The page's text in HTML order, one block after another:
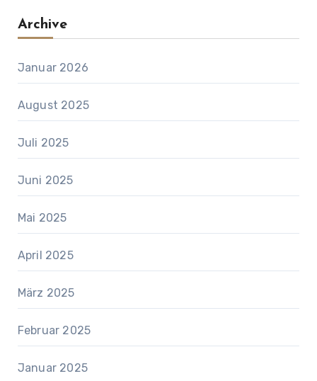
Archive
Januar 2026
August 2025
Juli 2025
Juni 2025
Mai 2025
April 2025
März 2025
Februar 2025
Januar 2025